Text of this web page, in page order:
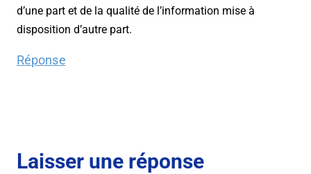
d’une part et de la qualité de l’information mise à
disposition d’autre part.
Réponse
Laisser une réponse